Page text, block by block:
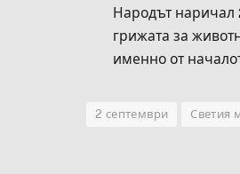
Народът наричал
грижата за
именно от
2 септември Светия